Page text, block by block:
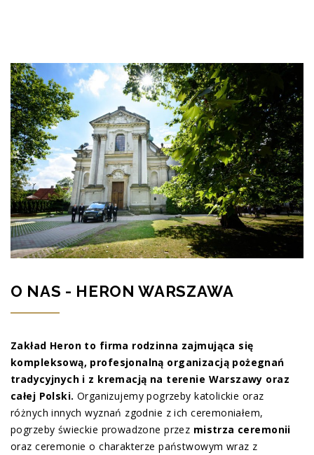
O NAS - HERON WARSZAWA
Zakład Heron to firma rodzinna zajmująca się
kompleksową, profesjonalną organizacją pożegnań
tradycyjnych i z kremacją na terenie Warszawy oraz
całej Polski. Organizujemy pogrzeby katolickie oraz
różnych innych wyznań zgodnie z ich ceremoniałem,
pogrzeby świeckie prowadzone przez mistrza ceremonii
oraz ceremonie o charakterze państwowym wraz z